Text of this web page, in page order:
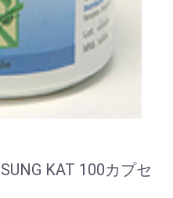
KAT 100カプセ